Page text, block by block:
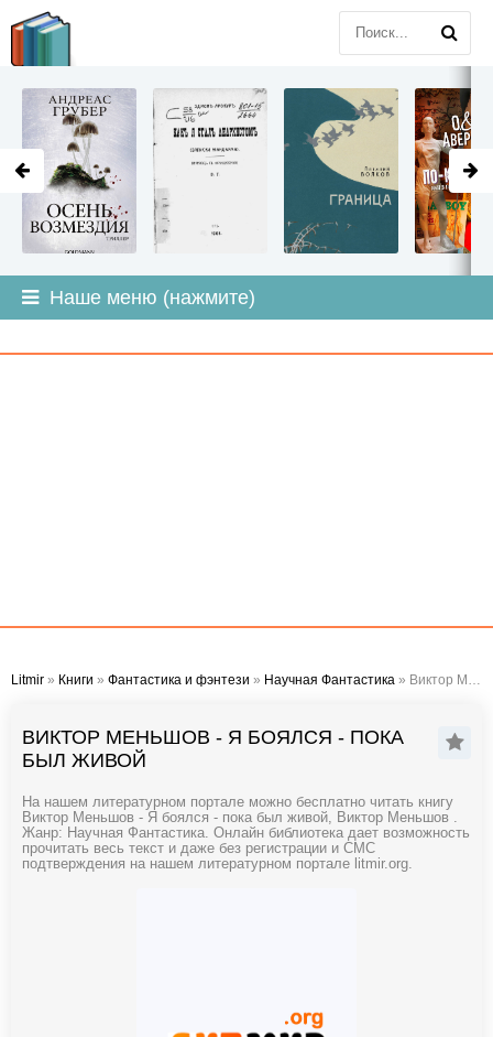
Наше меню (нажмите)
Litmir » Книги » Фантастика и фэнтези » Научная Фантастика » Виктор Меньшов - Я боялся - пока был живой
ВИКТОР МЕНЬШОВ - Я БОЯЛСЯ - ПОКА
БЫЛ ЖИВОЙ
На нашем литературном портале можно бесплатно читать книгу
Виктор Меньшов - Я боялся - пока был живой, Виктор Меньшов .
Жанр: Научная Фантастика. Онлайн библиотека дает возможность
прочитать весь текст и даже без регистрации и СМС
подтверждения на нашем литературном портале litmir.org.
LITMIR.ORG